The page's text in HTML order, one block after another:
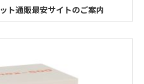
ト通販最安サイトのご案内